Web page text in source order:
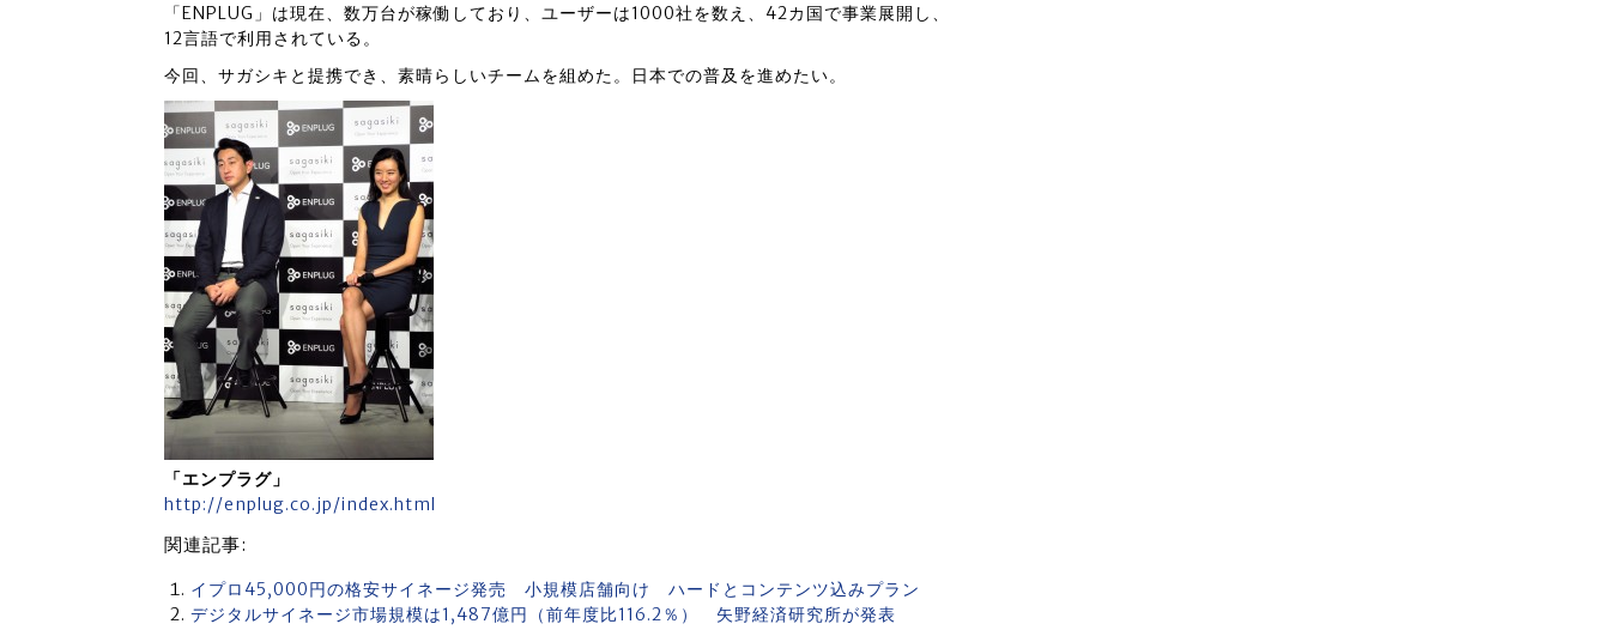
「ENPLUG」は現在、数万台が稼働しており、ユーザーは1000社を数え、42カ国で事業展開し、
12言語で利用されている。
今回、サガシキと提携でき、素晴らしいチームを組めた。日本での普及を進めたい。
「エンプラグ」
http://enplug.co.jp/index.html
関連記事:
イプロ45,000円の格安サイネージ発売 小規模店舗向け ハードとコンテンツ込みプラン
デジタルサイネージ市場規模は1,487億円（前年度比116.2％） 矢野経済研究所が発表